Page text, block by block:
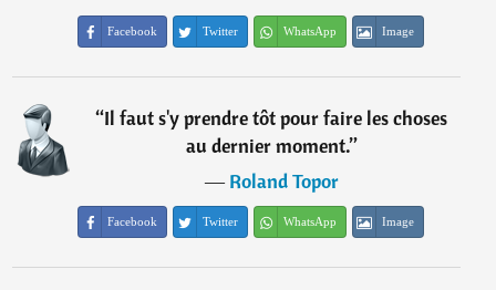
Facebook Twitter WhatsApp Image
“Il faut s'y prendre tôt pour faire les choses
au dernier moment.”
―Roland Topor
Facebook Twitter WhatsApp Image